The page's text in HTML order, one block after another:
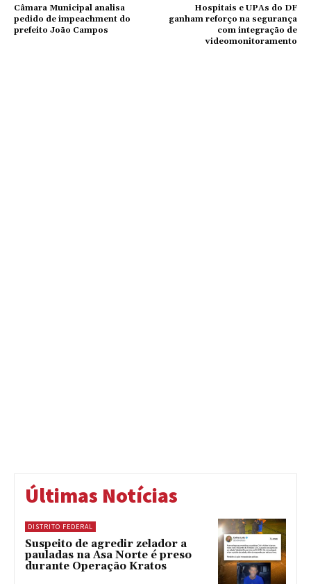
Câmara Municipal analisa
pedido de impeachment do
prefeito João Campos
Hospitais e UPAs do DF
ganham reforço na segurança
com integração de
videomonitoramento
Últimas Notícias
DISTRITO FEDERAL
Suspeito de agredir zelador a
pauladas na Asa Norte é preso
durante Operação Kratos